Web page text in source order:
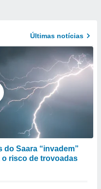
Últimas notícias
do Saara “invadem”
o risco de trovoadas